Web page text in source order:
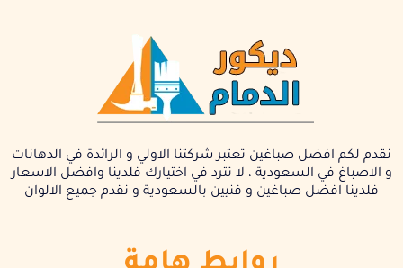
نقدم لكم افضل صباغين تعتبر شركتنا الاولي و الرائدة في الدهانات
و الاصباغ في السعودية ، لا تترد في اختيارك فلدينا وافضل الاسعار
فلدينا افضل صباغين و فنيين بالسعودية و نقدم جميع الالوان